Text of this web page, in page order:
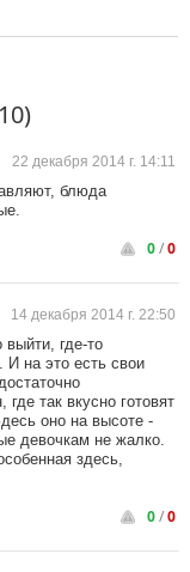
22 декабря 2014 г. 14:11
блюда
0/0
14 декабря 2014 г. 22:50
где-то
И на это есть свои
так вкусно готовят
оно на высоте -
девочкам не жалко.
здесь,
0/0